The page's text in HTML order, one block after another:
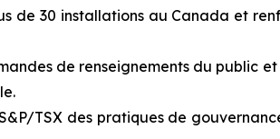
de 30 installations au Canada et
de renseignements du public
TSX des pratiques de